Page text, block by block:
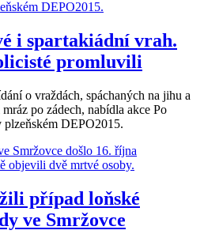
i spartakiádní vrah.
promluvili
o vraždách, spáchaných na jihu a
po zádech, nabídla akce Po
plzeňském DEPO2015.
případ loňské
ve Smržovce